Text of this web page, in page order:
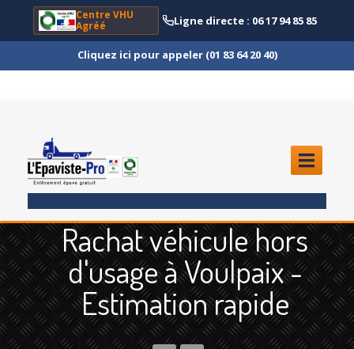
Centre VHU
Agréé
Ligne directe : 06 17 94 85 85
Cliquez ici pour appeler (01 83 64 20 40)
ENLÈVEMENTÉPAVE
Quoi?
Scooteret Moto
Camion
et Poids Lourd
Rachat véhicule hors
d'usage à Voulpaix -
Estimation rapide